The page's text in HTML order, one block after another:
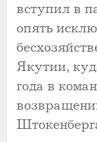
вступил в
опять
Якутии,
года в